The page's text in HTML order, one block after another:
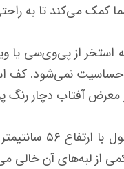
می‌کند تا به راحتی در آن
استخر از پی‌وی‌سی یا
نمی‌شود. کف
آفتاب دچار رنگ
لبه‌های آن خالی می‌ماند، ولی